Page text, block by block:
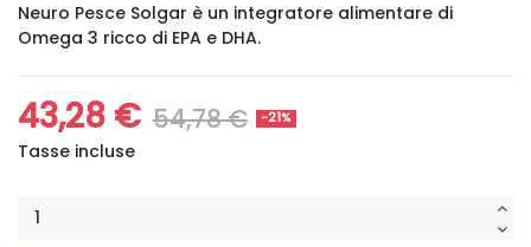
Neuro Pesce Solgar è un integratore alimentare di
Omega 3 ricco di EPA e DHA.
43,28 € 54,78 € -21%
Tasse incluse